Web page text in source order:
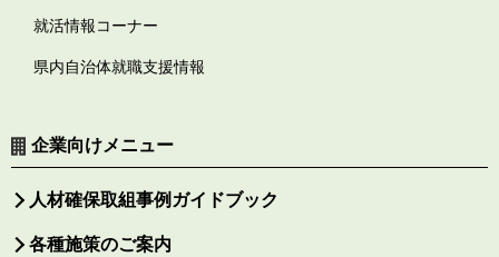
就活情報コーナー
県内自治体就職支援情報
企業向けメニュー
人材確保取組事例ガイドブック
各種施策のご案内